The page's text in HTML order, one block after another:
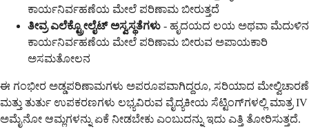
ಕಾರ್ಯನಿರ್ವಹಣೆಯ ಮೇಲೆ ಪರಿಣಾಮ ಬೀರುತ್ತದೆ
ತೀವ್ರ ಎಲೆಕ್ಟ್ರೋಲೈಟ್ ಅಸ್ವಸ್ಥತೆಗಳು - ಹೃದಯದ ಲಯ ಅಥವಾ ಮೆದುಳಿನ
ಕಾರ್ಯನಿರ್ವಹಣೆಯ ಮೇಲೆ ಪರಿಣಾಮ ಬೀರುವ ಅಪಾಯಕಾರಿ
ಅಸಮತೋಲನ
ಈ ಗಂಭೀರ ಅಡ್ಡಪರಿಣಾಮಗಳು ಅಪರೂಪವಾಗಿದ್ದರೂ, ಸರಿಯಾದ ಮೇಲ್ವಿಚಾರಣೆ
ಮತ್ತು ತುರ್ತು ಉಪಕರಣಗಳು ಲಭ್ಯವಿರುವ ವೈದ್ಯಕೀಯ ಸೆಟ್ಟಿಂಗ್‌ಗಳಲ್ಲಿ ಮಾತ್ರ IV
ಅಮೈನೋ ಆಮ್ಲಗಳನ್ನು ಏಕೆ ನೀಡಬೇಕು ಎಂಬುದನ್ನು ಇದು ಎತ್ತಿ ತೋರಿಸುತ್ತದೆ.